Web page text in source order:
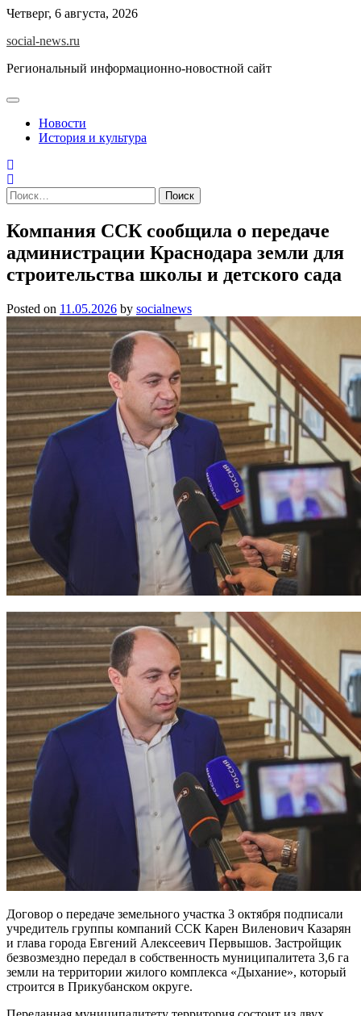
Skip
content
Четверг, 6 августа, 2026
social-news.ru
Региональный информационно-новостной сайт
Новости
История и культура
Найти:
Компания ССК сообщила о передаче
администрации Краснодара земли для
строительства школы и детского сада
Posted on 11.05.2026 by socialnews
Договор о передаче земельного участка 3 октября подписали
учредитель группы компаний ССК Карен Виленович Казарян
и глава города Евгений Алексеевич Первышов. Застройщик
безвозмездно передал в собственность муниципалитета 3,6 га
земли на территории жилого комплекса «Дыхание», который
строится в Прикубанском округе.